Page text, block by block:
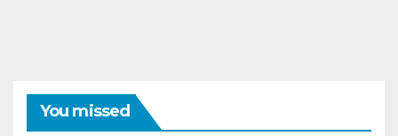
You missed